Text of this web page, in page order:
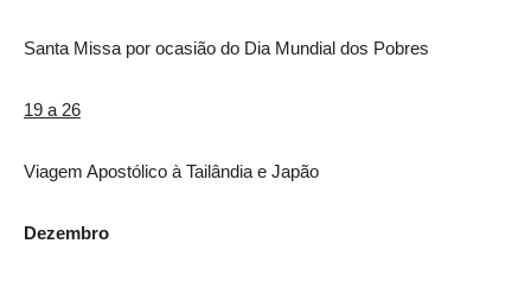
Santa Missa por ocasião do Dia Mundial dos Pobres
19 a 26
Viagem Apostólico à Tailândia e Japão
Dezembro